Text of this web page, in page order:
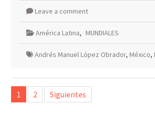
Leave a comment
América Latina, MUNDIALES
Andrés Manuel López Obrador, México,
Paginación
de
1 2 Siguientes